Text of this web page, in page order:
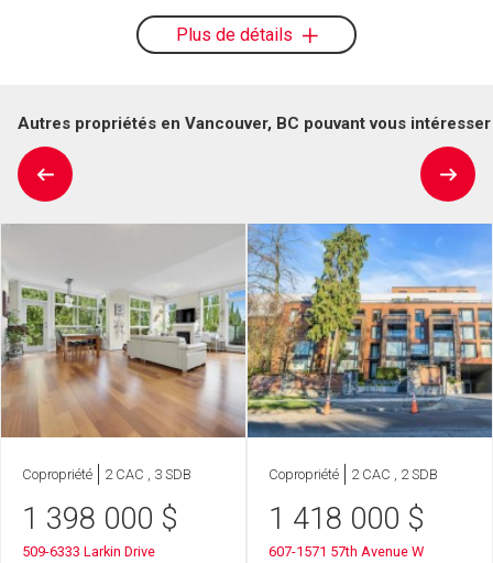
Plus de détails
Autres propriétés en Vancouver, BC pouvant vous intéresser
Copropriété 2 CAC , 3 SDB
1 398 000 $
509-6333 Larkin Drive
Copropriété 2 CAC , 2 SDB
1 418 000 $
607-1571 57th Avenue W